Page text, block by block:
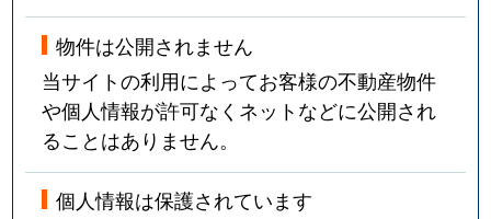
物件は公開されません
当サイトの利用によってお客様の不動産物件
や個人情報が許可なくネットなどに公開され
ることはありません。
個人情報は保護されています